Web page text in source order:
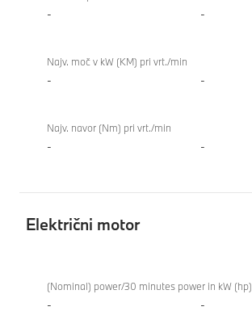
- -
Najv. moč v kW (KM) pri vrt./min
- -
Najv. navor (Nm) pri vrt./min
- -
Električni motor
motor(Nominal) power/30 minutes power in kW (hp)
- -